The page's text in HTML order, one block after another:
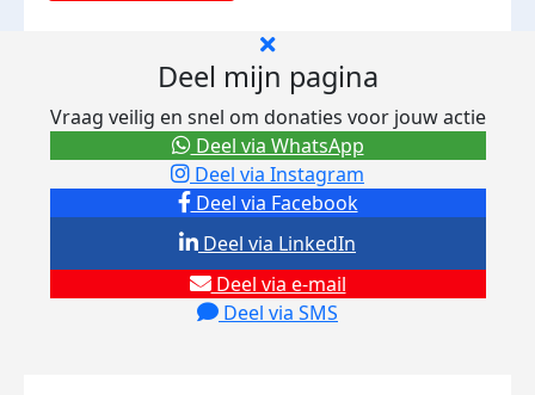
Deel mijn pagina
Vraag veilig en snel om donaties voor jouw actie
Deel via Facebook
Deel via Instagram
Deel via e-mail
Deel via SMS
Deel via LinkedIn
Deel via WhatsApp